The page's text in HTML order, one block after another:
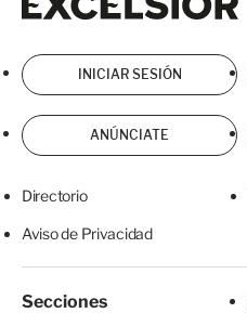
INICIAR SESIÓN
ANÚNCIATE
Directorio
Aviso de Privacidad
Secciones